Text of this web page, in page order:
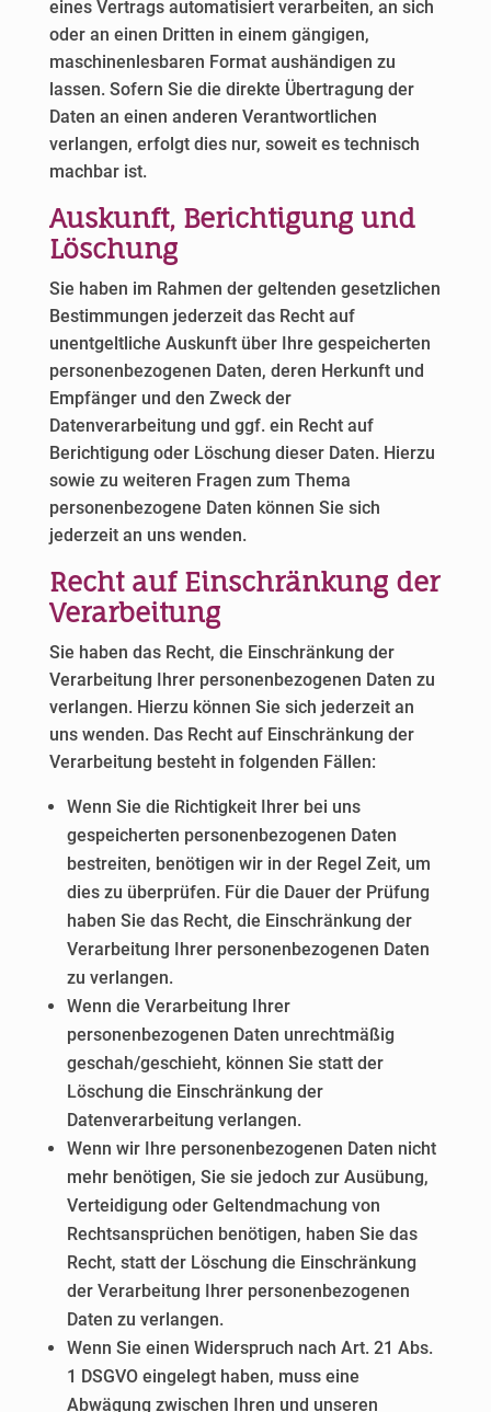
eines Vertrags automatisiert verarbeiten, an sich
oder an einen Dritten in einem gängigen,
maschinenlesbaren Format aushändigen zu
lassen. Sofern Sie die direkte Übertragung der
Daten an einen anderen Verantwortlichen
verlangen, erfolgt dies nur, soweit es technisch
machbar ist.
Auskunft, Berichtigung und
Löschung
Sie haben im Rahmen der geltenden gesetzlichen
Bestimmungen jederzeit das Recht auf
unentgeltliche Auskunft über Ihre gespeicherten
personenbezogenen Daten, deren Herkunft und
Empfänger und den Zweck der
Datenverarbeitung und ggf. ein Recht auf
Berichtigung oder Löschung dieser Daten. Hierzu
sowie zu weiteren Fragen zum Thema
personenbezogene Daten können Sie sich
jederzeit an uns wenden.
Recht auf Einschränkung der
Verarbeitung
Sie haben das Recht, die Einschränkung der
Verarbeitung Ihrer personenbezogenen Daten zu
verlangen. Hierzu können Sie sich jederzeit an
uns wenden. Das Recht auf Einschränkung der
Verarbeitung besteht in folgenden Fällen:
Wenn Sie die Richtigkeit Ihrer bei uns
gespeicherten personenbezogenen Daten
bestreiten, benötigen wir in der Regel Zeit, um
dies zu überprüfen. Für die Dauer der Prüfung
haben Sie das Recht, die Einschränkung der
Verarbeitung Ihrer personenbezogenen Daten
zu verlangen.
Wenn die Verarbeitung Ihrer
personenbezogenen Daten unrechtmäßig
geschah/geschieht, können Sie statt der
Löschung die Einschränkung der
Datenverarbeitung verlangen.
Wenn wir Ihre personenbezogenen Daten nicht
mehr benötigen, Sie sie jedoch zur Ausübung,
Verteidigung oder Geltendmachung von
Rechtsansprüchen benötigen, haben Sie das
Recht, statt der Löschung die Einschränkung
der Verarbeitung Ihrer personenbezogenen
Daten zu verlangen.
Wenn Sie einen Widerspruch nach Art. 21 Abs.
1 DSGVO eingelegt haben, muss eine
Abwägung zwischen Ihren und unseren